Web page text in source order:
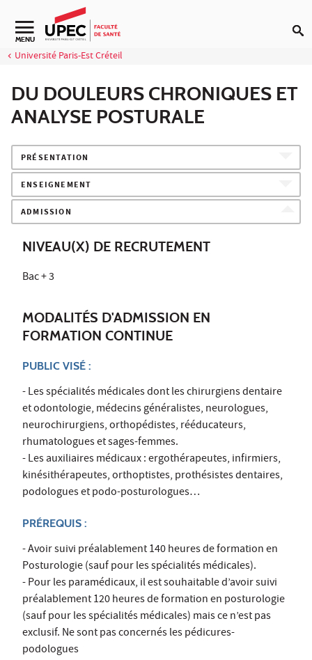
Aller au contenu
Navigation secondaire
MENU
Université Paris-Est Créteil
DU DOULEURS CHRONIQUES ET
ANALYSE POSTURALE
PRÉSENTATION
ENSEIGNEMENT
ADMISSION
NIVEAU(X) DE RECRUTEMENT
Bac + 3
MODALITÉS D'ADMISSION EN
FORMATION CONTINUE
PUBLIC VISÉ :
- Les spécialités médicales dont les chirurgiens dentaire
et odontologie, médecins généralistes, neurologues,
neurochirurgiens, orthopédistes, rééducateurs,
rhumatologues et sages-femmes.
- Les auxiliaires médicaux : ergothérapeutes, infirmiers,
kinésithérapeutes, orthoptistes, prothésistes dentaires,
podologues et podo-posturologues…
PRÉREQUIS :
- Avoir suivi préalablement 140 heures de formation en
Posturologie (sauf pour les spécialités médicales).
- Pour les paramédicaux, il est souhaitable d’avoir suivi
préalablement 120 heures de formation en posturologie
(sauf pour les spécialités médicales) mais ce n’est pas
exclusif. Ne sont pas concernés les pédicures-
podologues